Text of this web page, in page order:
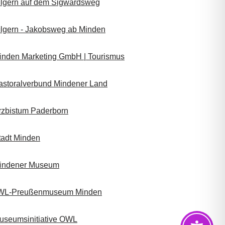
auf dem Sigwardsweg
- Jakobsweg ab Minden
Marketing GmbH | Tourismus
Mindener Land
Paderborn
Minden
Museum
Preußenmuseum Minden
OWL